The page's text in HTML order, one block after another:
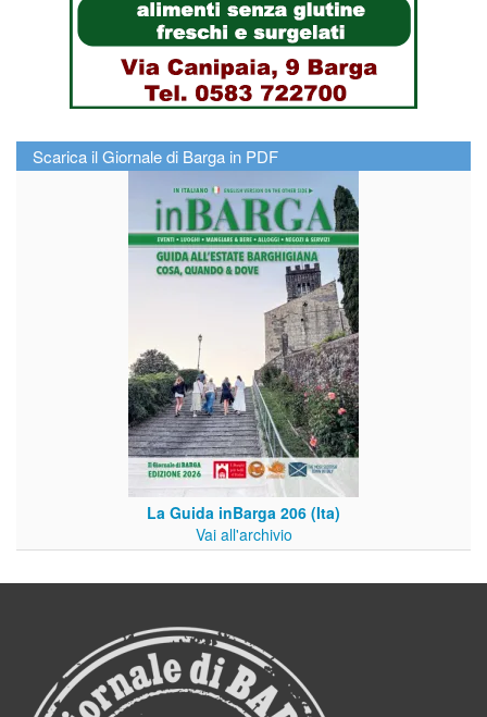
Scarica il Giornale di Barga in PDF
La Guida inBarga 206 (Ita)
Vai all'archivio